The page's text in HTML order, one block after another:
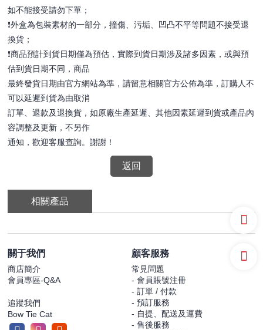
如不能接受請勿下單；
❗️外盒為包裝素材的一部分，撞傷、污垢、凹凸不平等問題不接受退
換貨；
❗️商品預計到貨日期僅為預估，實際到貨日期涉及諸多因素，或與預
估到貨日期不同，商品
最終發貨日期由官方網站為準，請留意相關官方公佈為準，訂購人不
可以延遲到貨為由取消
訂單、退款及退換貨，如原廠生產延遲、其他因素延遲到貨或產品內
容調整及更新，不另作
通知，歡迎客服查詢。謝謝！
返回
相關產品
關于我們
商店簡介
會員專區-Q&A
追蹤我們
Bow Tie Cat
顧客服務
常見問題
- 會員賬號注冊
- 訂單 / 付款
- 預訂服務
- 自提、配送及運費
- 售後服務